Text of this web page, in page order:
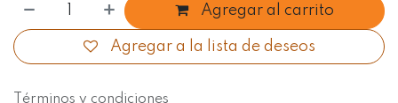
Agregar al carrito
Agregar a la lista de deseos
Términos y condiciones